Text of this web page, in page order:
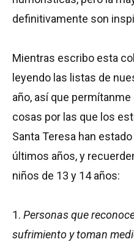
definitivamente son
Mientras escribo esta
leyendo las listas de
año, así que
cosas por las que los
Santa Teresa han
últimos años, y
niños de 13 y 14 años:
1. Personas que
sufrimiento y toman